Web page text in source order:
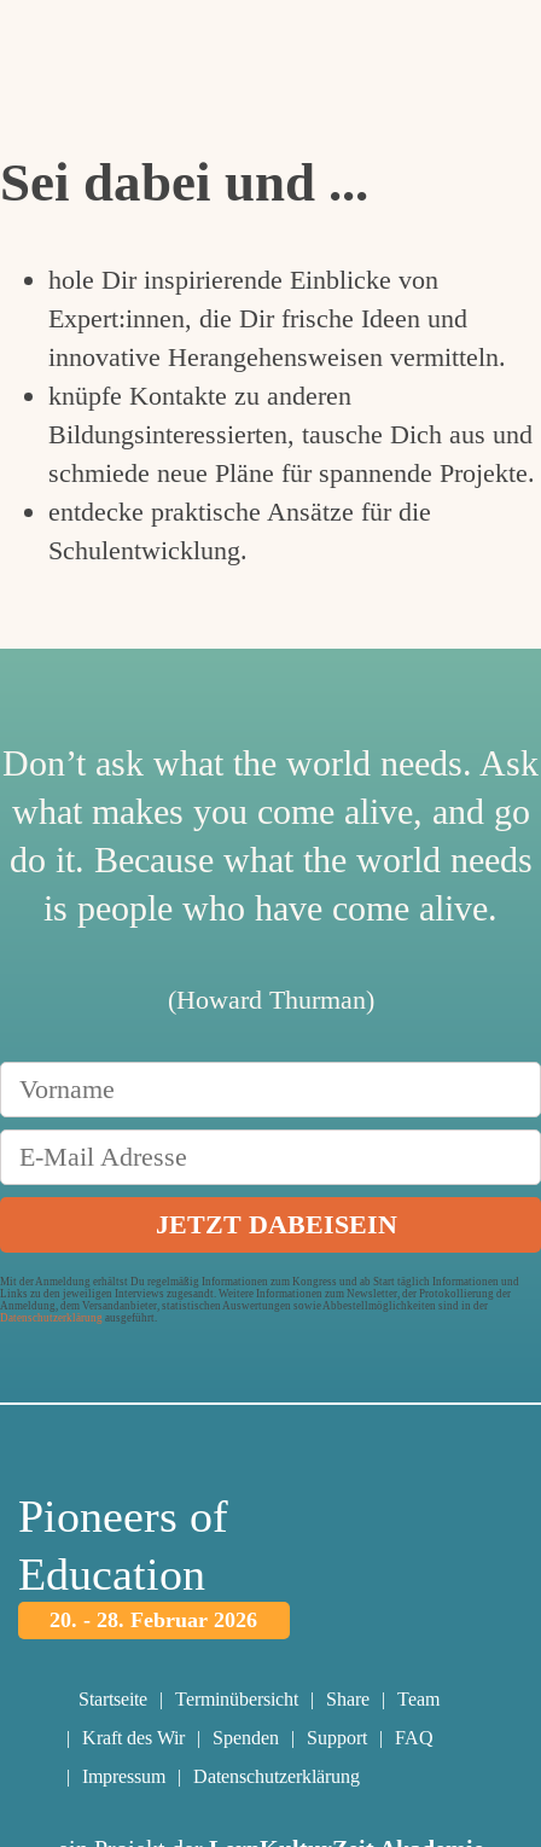
Sei dabei und ...
hole Dir inspirierende Einblicke von
Expert:innen, die Dir frische Ideen und
innovative Herangehensweisen vermitteln.
knüpfe Kontakte zu anderen
Bildungsinteressierten, tausche Dich aus und
schmiede neue Pläne für spannende Projekte.
entdecke praktische Ansätze für die
Schulentwicklung.
Don’t ask what the world needs. Ask
what makes you come alive, and go
do it. Because what the world needs
is people who have come alive.
(Howard Thurman)
Mit der Anmeldung erhältst Du regelmäßig Informationen zum Kongress und ab Start täglich Informationen und
Links zu den jeweiligen Interviews zugesandt. Weitere Informationen zum Newsletter, der Protokollierung der
Anmeldung, dem Versandanbieter, statistischen Auswertungen sowie Abbestellmöglichkeiten sind in der
Datenschutzerklärung ausgeführt.
Pioneers of
Education
20. - 28. Februar 2026
Startseite Terminübersicht Share
Team
Kraft des Wir
Spenden Support
FAQ
Impressum
Datenschutzerklärung